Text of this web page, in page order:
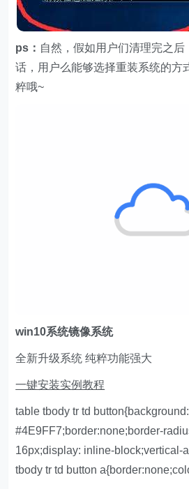
ps： 自然，假如用户们清理完之
话，用户么能够选择重装系统的方
粹哦~
win10系统镜像系统
全新升级系统 纯粹功能强大
一键安装实例教程
table tbody tr td button{background:
#4E9FF7;border:none;border-
16px;display: inline-block;vertical-
tbody tr td button